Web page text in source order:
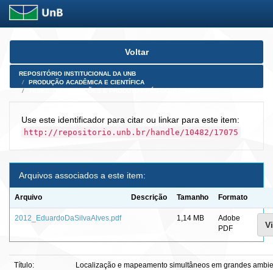
Skip
Voltar
REPOSITÓRIO INSTITUCIONAL DA UNB
PRODUÇÃO ACADÊMICA E CIENTÍFICA
Use este identificador para citar ou linkar para este item:
http://repositorio.unb.br/handle/10482/17075
Arquivos associados a este item:
Arquivo Descrição Tamanho Formato
2012_EduardoDaSilvaAlves.pdf 1,14 MB
Adobe
PDF
Título: Localização e mapeamento simultâneos em grandes